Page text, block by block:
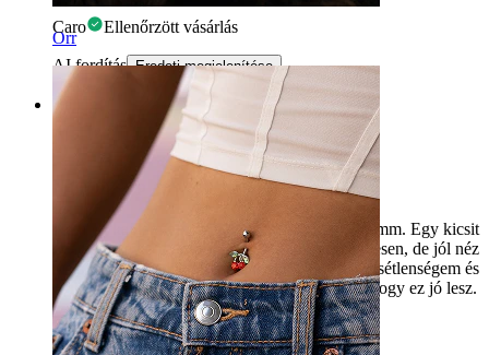
Orr
Caro Ellenőrzött vásárlás
AI fordítás Eredeti megjelenítése
Rating
Nagyon szép
Nemrég kaptam ezt, és nagyon szép. Fényes 8 mm. Egy kicsit
nehéz rácsavarni, és még nem használtam rendesen, de jól néz
ki és jól illeszkedik. Korábban már volt szerencsétlenségem és
csalódásaim más termékekkel itt, de remélem, hogy ez jó lesz.
Ann Ellenőrzött vásárlás